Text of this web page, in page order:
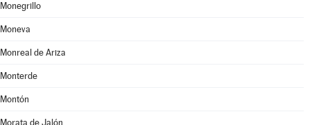
Monegrillo
Moneva
Monreal de Ariza
Monterde
Montón
Morata de Jalón